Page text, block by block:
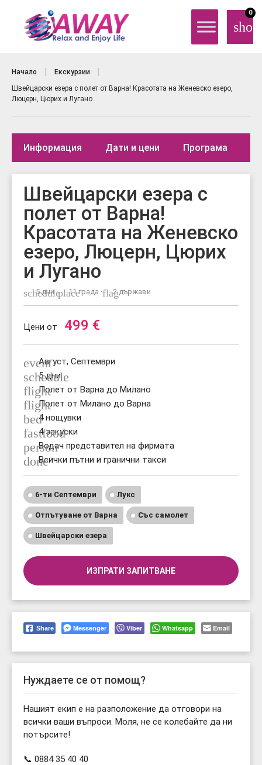
0
Начало
Екскурзии
Швейцарски езера с полет от Варна! Красотата на Женевско езеро,
Люцерн, Цюрих и Лугано
Информация Дати и цени Програма
Швейцарски езера с
полет от Варна!
Красотата на Женевско
езеро, Люцерн, Цюрих
и Лугано
schedule
5 дни ·place11 града ·flag2 държави
Цени от 499 €
event
Август, Септември
schedule
5 дни
flightПолет от Варна до Милано
flightПолет от Милано до Варна
bed4 нощувки
fastfood
4 закуски
person
Водач представител на фирмата
doneВсички пътни и гранични такси
6-ти Септември Лукс
Отпътуване от Варна Със самолет
Швейцарски езера
ИЗПРАТИ ЗАПИТВАНЕ
Share Messenger Viber Whatsapp Email
Нуждаете се от помощ?
Нашият екип е на разположение да отговори на
всички ваши въпроси. Моля, не се колебайте да ни
потърсите!
📞 0884 35 40 40